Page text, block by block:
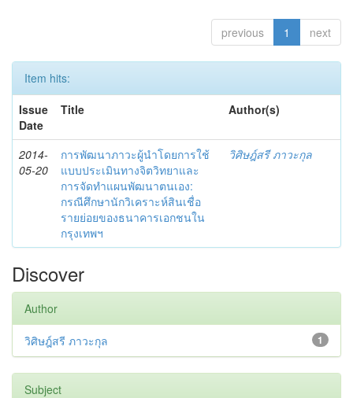
previous 1 next
Item hits:
Issue
Date
Title Author(s)
2014-
05-20
การพัฒนาภาวะผู้นำโดยการใช้
แบบประเมินทางจิตวิทยาและ
การจัดทำแผนพัฒนาตนเอง:
กรณีศึกษานักวิเคราะห์สินเชื่อ
รายย่อยของธนาคารเอกชนใน
กรุงเทพฯ
วิศิษฎ์สรี ภาวะกุล
Discover
Author
1
วิศิษฎ์สรี ภาวะกุล
Subject